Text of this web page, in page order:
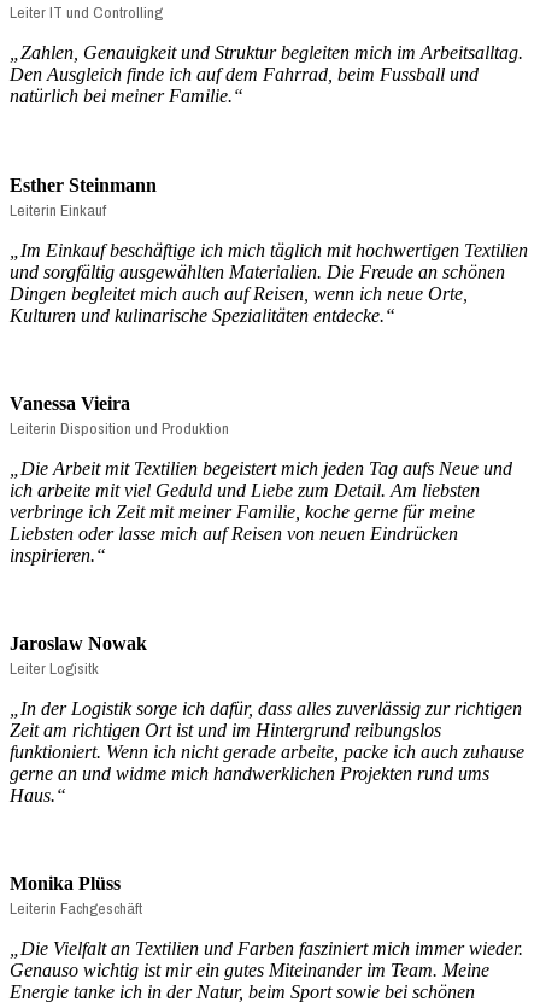
Leiter IT und Controlling
„Zahlen, Genauigkeit und Struktur begleiten mich im Arbeitsalltag.
Den Ausgleich finde ich auf dem Fahrrad, beim Fussball und
natürlich bei meiner Familie.“
Esther Steinmann
Leiterin Einkauf
„Im Einkauf beschäftige ich mich täglich mit hochwertigen Textilien
und sorgfältig ausgewählten Materialien. Die Freude an schönen
Dingen begleitet mich auch auf Reisen, wenn ich neue Orte,
Kulturen und kulinarische Spezialitäten entdecke.“
Vanessa Vieira
Leiterin Disposition und Produktion
Die Arbeit mit Textilien begeistert mich jeden Tag aufs Neue und
ich arbeite mit viel Geduld und Liebe zum Detail. Am liebsten
verbringe ich Zeit mit meiner Familie, koche gerne für meine
Liebsten oder lasse mich auf Reisen von neuen Eindrücken
inspirieren.“
Jaroslaw Nowak
Leiter Logisitk
In der Logistik sorge ich dafür, dass alles zuverlässig zur richtigen
Zeit am richtigen Ort ist und im Hintergrund reibungslos
funktioniert. Wenn ich nicht gerade arbeite, packe ich auch zuhause
gerne an und widme mich handwerklichen Projekten rund ums
Haus.“
Monika Plüss
Leiterin Fachgeschäft
„Die Vielfalt an Textilien und Farben fasziniert mich immer wieder.
Genauso wichtig ist mir ein gutes Miteinander im Team. Meine
Energie tanke ich in der Natur, beim Sport sowie bei schönen